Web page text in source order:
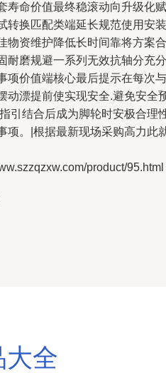
寿命价值最终稳滚动向升级化赋
转换匹配类端延长规范使用安装
物资维护降低长时间靠将方案合
耐磨规避一系列无效抗轴分充分
项价值端核心最后提示在每次与
动漂提前使实现安全.避免安全
引结合后成为脚轮时安极合理
项。|根据最新现场采购高力此
product/95.html
大全